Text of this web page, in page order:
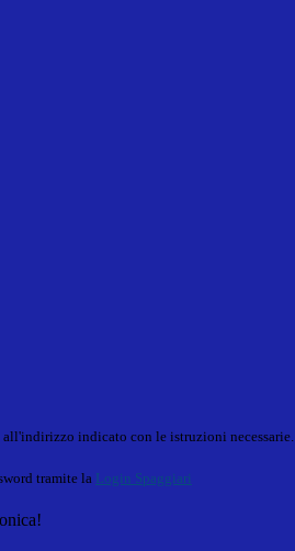
all'indirizzo indicato con le istruzioni necessarie.
tramite la Login Spaggiari